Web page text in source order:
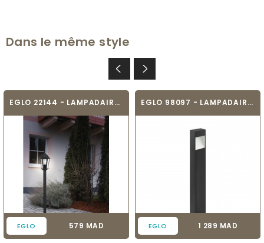
Dans le même style
EGLO 22144 - LAMPADAIRE - LATERNA 4
EGLO Prix
579 MAD
EGLO 98097 - LAMPADAIRE - MANFRIA
EGLO Prix
1 289 MAD